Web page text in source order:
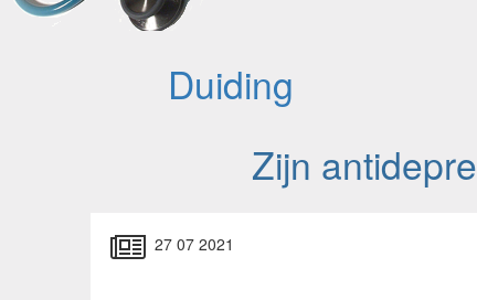
Duiding
Zijn
27 07 2021